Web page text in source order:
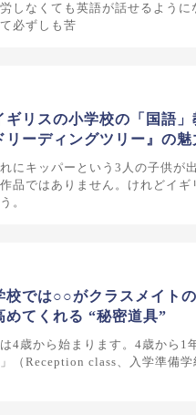
しなくても英語が話せるよう
必ずしも苦
ギリスの小学校の「国語
リーディングツリー』の魅
にキッパーという3人の子供が
品ではありません。けれどイギ
。
校では○○がクラスメイト
めてくれる “秘密道具”
4歳から始まります。4歳から1
（Reception class、入学準備